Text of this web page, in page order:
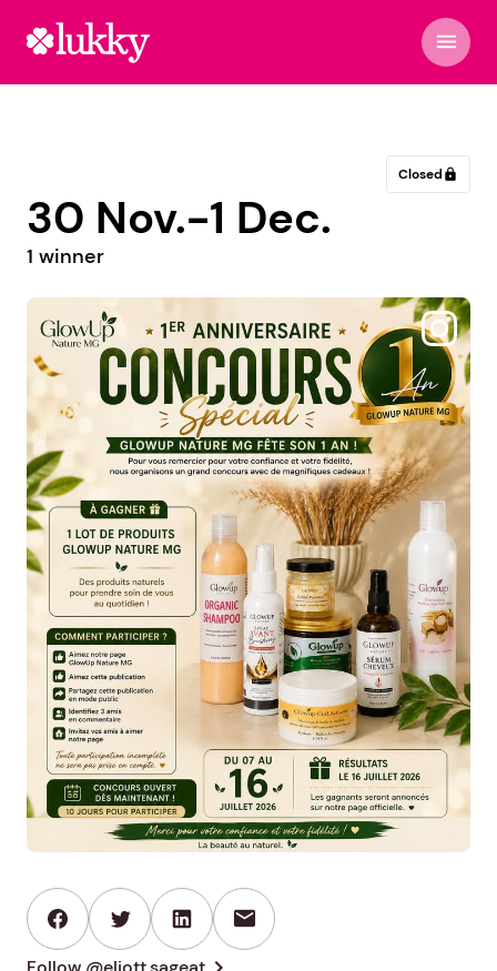
menu
Closed lock
30 Nov.-1 Dec.
1 winner
@eliott.sageat
mail